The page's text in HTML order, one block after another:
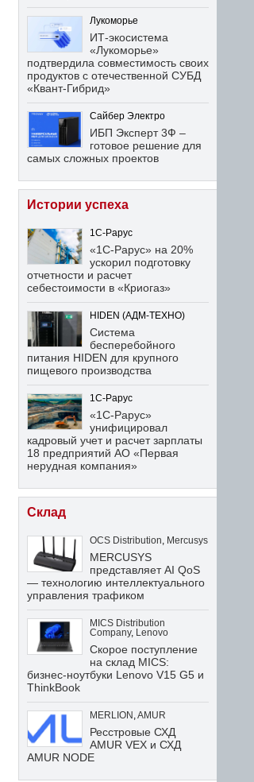
Лукоморье
ИТ-экосистема
«Лукоморье»
подтвердила совместимость своих
продуктов с отечественной СУБД
«Квант-Гибрид»
Сайбер Электро
ИБП Эксперт 3Ф –
готовое решение для
самых сложных проектов
Истории успеха
1С-Рарус
«1С-Рарус» на 20%
ускорил подготовку
отчетности и расчет
себестоимости в «Криогаз»
HIDEN (АДМ-ТЕХНО)
Система
бесперебойного
питания HIDEN для крупного
пищевого производства
1С-Рарус
«1С-Рарус»
унифицировал
кадровый учет и расчет зарплаты
18 предприятий АО «Первая
нерудная компания»
Склад
OCS Distribution Mercusys
MERCUSYS
представляет AI QoS
— технологию интеллектуального
управления трафиком
MICS Distribution
Company, Lenovo
Скорое поступление
на склад MICS:
бизнес-ноутбуки Lenovo V15 G5 и
ThinkBook
MERLION AMUR
Ресстровые СХД
AMUR VEX и СХД
AMUR NODE